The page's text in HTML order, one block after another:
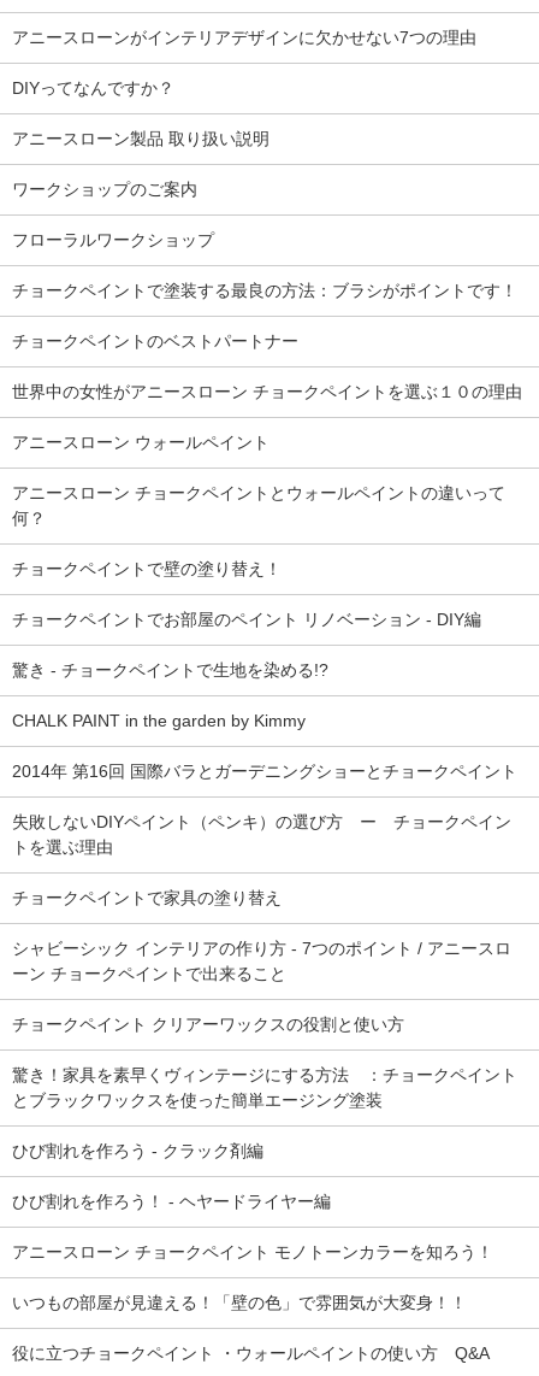
アニースローンがインテリアデザインに欠かせない7つの理由
DIYってなんですか？
アニースローン製品 取り扱い説明
ワークショップのご案内
フローラルワークショップ
チョークペイントで塗装する最良の方法：ブラシがポイントです！
チョークペイントのベストパートナー
世界中の女性がアニースローン チョークペイントを選ぶ１０の理由
アニースローン ウォールペイント
アニースローン チョークペイントとウォールペイントの違いって
何？
チョークペイントで壁の塗り替え！
チョークペイントでお部屋のペイント リノベーション - DIY編
驚き - チョークペイントで生地を染める!?
CHALK PAINT in the garden by Kimmy
2014年 第16回 国際バラとガーデニングショーとチョークペイント
失敗しないDIYペイント（ペンキ）の選び方 ー チョークペイン
トを選ぶ理由
チョークペイントで家具の塗り替え
シャビーシック インテリアの作り方 - 7つのポイント / アニースロ
ーン チョークペイントで出来ること
チョークペイント クリアーワックスの役割と使い方
驚き！家具を素早くヴィンテージにする方法 ：チョークペイント
とブラックワックスを使った簡単エージング塗装
ひび割れを作ろう - クラック剤編
ひび割れを作ろう！ - ヘヤードライヤー編
アニースローン チョークペイント モノトーンカラーを知ろう！
いつもの部屋が見違える！「壁の色」で雰囲気が大変身！！
役に立つチョークペイント ・ウォールペイントの使い方 Q&A